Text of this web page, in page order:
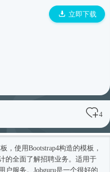
立即下载
4
，使用Bootstrap4构造的模板，
的全面了解招聘业务。适用于
户服务。Jobguru是一个很好的